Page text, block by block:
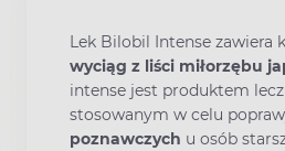
Lek Bilobil Intense zawiera
wyciąg z liści miłorzębu
intense jest produktem
stosowanym w celu
poznawczych u osób